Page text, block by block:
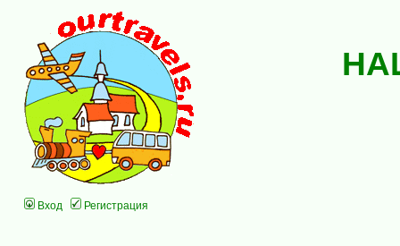
Вход Регистрация